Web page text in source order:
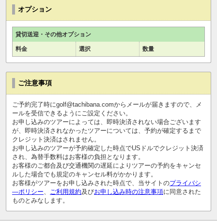
オプション
貸切送迎・その他オプション
料金 選択 数量
ご注意事項
ご予約完了時にgolf@tachibana.comからメールが届きますので、メ
ールを受信できるようにご設定ください。
お申し込みのツアーによっては、即時決済されない場合ございます
が、即時決済されなかったツアーについては、予約が確定するまで
クレジット決済はされません。
お申し込みのツアーが予約確定した時点でUSドルでクレジット決済
され、為替手数料はお客様の負担となります。
お客様のご都合及び交通機関の遅延によりツアーの予約をキャンセ
ルした場合でも規定のキャンセル料がかかります。
お客様がツアーをお申し込みされた時点で、当サイトのプライバシ
―ポリシー
ご利用規約及びお申し込み時の注意事項に同意された
ものとみなします。